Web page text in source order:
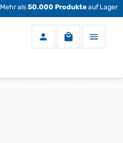
Mehr als50.000 Produkteauf Lager
Warenkorb